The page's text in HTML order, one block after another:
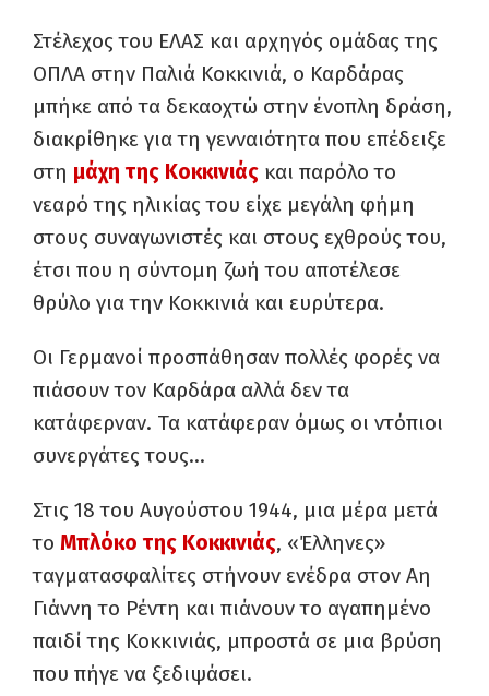
Στέλεχος του ΕΛΑΣ και αρχηγός ομάδας της
ΟΠΛΑ στην Παλιά Κοκκινιά, ο Καρδάρας
μπήκε από τα δεκαοχτώ στην ένοπλη δράση,
διακρίθηκε για τη γενναιότητα που επέδειξε
στη μάχη της Κοκκινιάς και παρόλο το
νεαρό της ηλικίας του είχε μεγάλη φήμη
στους συναγωνιστές και στους εχθρούς του,
έτσι που η σύντομη ζωή του αποτέλεσε
θρύλο για την Κοκκινιά και ευρύτερα.
Οι Γερμανοί προσπάθησαν πολλές φορές να
πιάσουν τον Καρδάρα αλλά δεν τα
κατάφερναν. Τα κατάφεραν όμως οι ντόπιοι
συνεργάτες τους…
Στις 18 του Αυγούστου 1944, μια μέρα μετά
το Μπλόκο της Κοκκινιάς, «Έλληνες»
ταγματασφαλίτες στήνουν ενέδρα στον Αη
Γιάννη το Ρέντη και πιάνουν το αγαπημένο
παιδί της Κοκκινιάς, μπροστά σε μια βρύση
που πήγε να ξεδιψάσει.